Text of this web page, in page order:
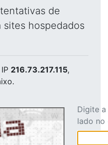
de
sites hospedados
216.73.217.115,
Digite
lado no